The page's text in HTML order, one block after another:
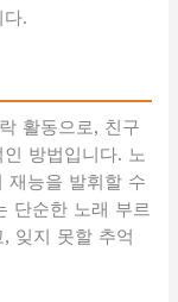
.
활동으로, 친구
방법입니다. 노
재능을 발휘할 수
단순한 노래 부르
잊지 못할 추억